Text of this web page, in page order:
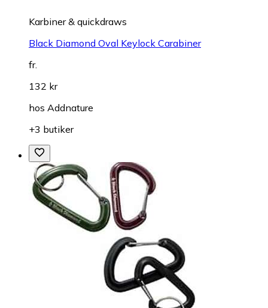
Karbiner & quickdraws
Black Diamond Oval Keylock Carabiner
fr.
132 kr
hos Addnature
+3 butiker